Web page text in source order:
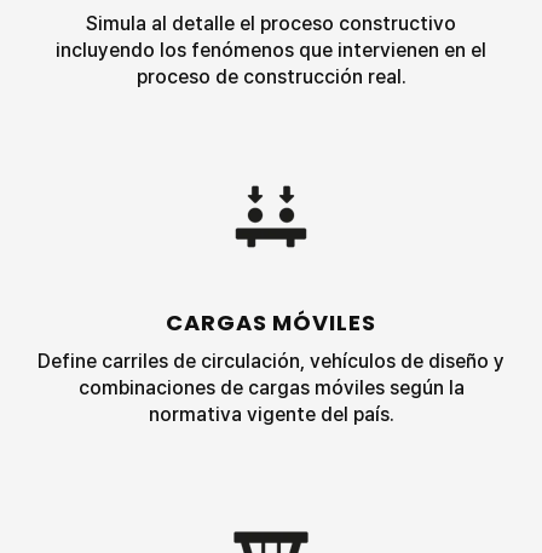
Simula al detalle el proceso constructivo
incluyendo los fenómenos que intervienen en el
proceso de construcción real.
CARGAS MÓVILES
Define carriles de circulación, vehículos de diseño y
combinaciones de cargas móviles según la
normativa vigente del país.